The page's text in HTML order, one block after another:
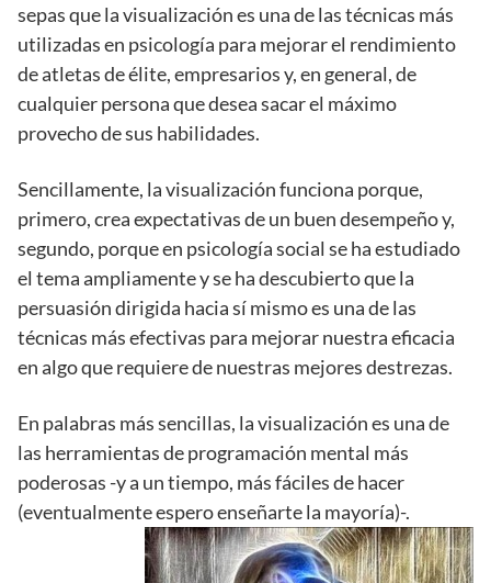
sepas que la visualización es una de las técnicas más
utilizadas en psicología para mejorar el rendimiento
de atletas de élite, empresarios y, en general, de
cualquier persona que desea sacar el máximo
provecho de sus habilidades.
Sencillamente, la visualización funciona porque,
primero, crea expectativas de un buen desempeño y,
segundo, porque en psicología social se ha estudiado
el tema ampliamente y se ha descubierto que la
persuasión dirigida hacia sí mismo es una de las
técnicas más efectivas para mejorar nuestra eficacia
en algo que requiere de nuestras mejores destrezas.
En palabras más sencillas, la visualización es una de
las herramientas de programación mental más
poderosas -y a un tiempo, más fáciles de hacer
(eventualmente espero enseñarte la mayoría)-.